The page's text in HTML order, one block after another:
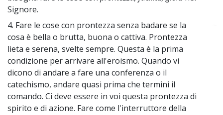
Signore.
4. Fare le cose con prontezza senza badare se la
cosa è bella o brutta, buona o cattiva. Prontezza
lieta e serena, svelte sempre. Questa è la prima
condizione per arrivare all'eroismo. Quando vi
dicono di andare a fare una conferenza o il
catechismo, andare quasi prima che termini il
comando. Ci deve essere in voi questa prontezza di
spirito e di azione. Fare come l'interruttore della